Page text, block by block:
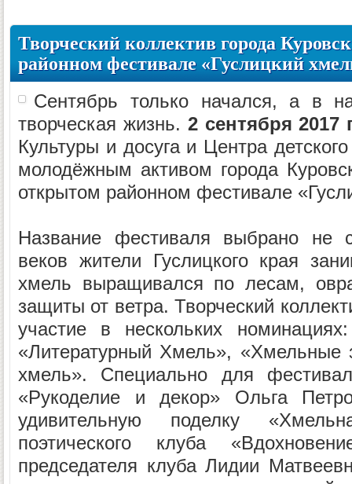
Творческий коллектив города
районном фестивале «Гуслицкий
Сентябрь только начался, а в
творческая жизнь. 2 сентября 2017
Культуры и досуга и Центра
молодёжным активом города
открытом районном фестивале
Название фестиваля выбрано не
веков жители Гуслицкого края
хмель выращивался по лесам,
защиты от ветра. Творческий
участие в нескольких
«Литературный Хмель», «Хмельные
хмель». Специально для
«Рукоделие и декор» Ольга
удивительную поделку
поэтического клуба
председателя клуба Лидии